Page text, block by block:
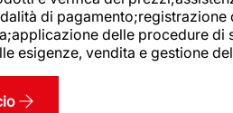
di
delle procedure
esigenze, vendita e gestione